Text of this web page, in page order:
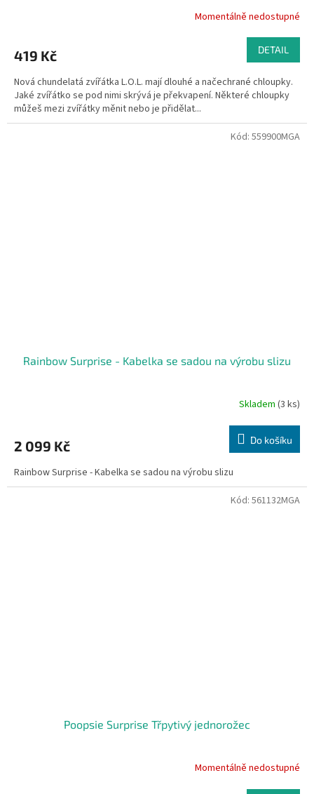
Momentálně nedostupné
419 Kč DETAIL
Nová chundelatá zvířátka L.O.L. mají dlouhé a načechrané chloupky.
Jaké zvířátko se pod nimi skrývá je překvapení. Některé chloupky
můžeš mezi zvířátky měnit nebo je přidělat...
Rainbow Surprise - Kabelka se sadou na výrobu slizu
Skladem (3 ks)
2 099 Kč Do košíku
Rainbow Surprise - Kabelka se sadou na výrobu slizu
Kód: 559900MGA
Poopsie Surprise Třpytivý jednorožec
Momentálně nedostupné
Kód: 561132MGA